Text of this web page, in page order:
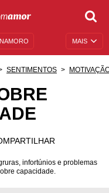
MAIS
NAMORO
SENTIMENTOS
infortúnios e problemas
capacidade.